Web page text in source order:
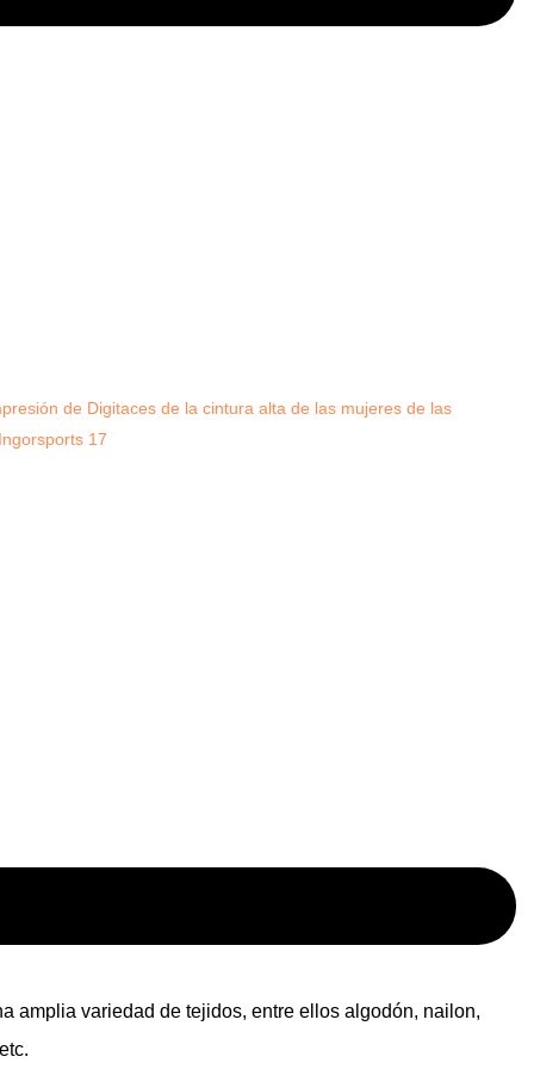
amplia variedad de tejidos, entre ellos algodón, nailon,